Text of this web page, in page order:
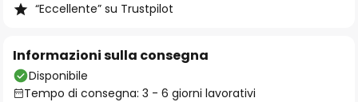
“Eccellente” su Trustpilot
Informazioni sulla consegna
Disponibile
Tempo di consegna: 3 - 6 giorni lavorativi